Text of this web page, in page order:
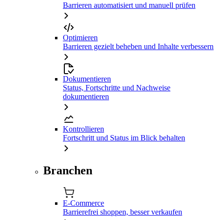
Barrieren automatisiert und manuell prüfen
Optimieren
Barrieren gezielt beheben und Inhalte verbessern
Dokumentieren
Status, Fortschritte und Nachweise
dokumentieren
Kontrollieren
Fortschritt und Status im Blick behalten
Branchen
E-Commerce
Barrierefrei shoppen, besser verkaufen